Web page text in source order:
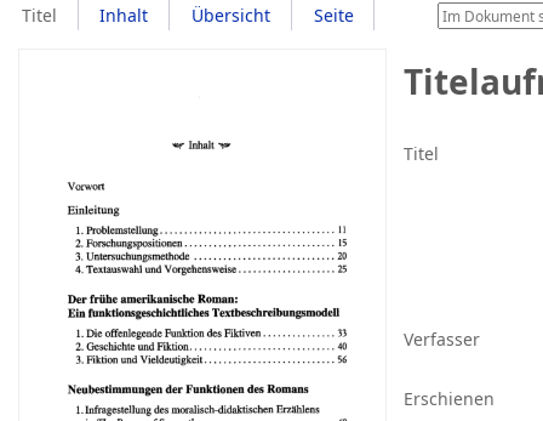
Titel Inhalt Übersicht Seite
Titel
Verfasser
Erschienen